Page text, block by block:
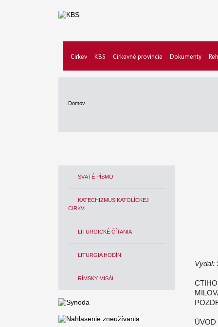
Cirkev KBS Cirkevné provincie Dokumenty
Domov
SVÄTÉ PÍSMO
KATECHIZMUS KATOLÍCKEJ
CIRKVI
LITURGICKÉ ČÍTANIA
LITURGIA HODÍN
RÍMSKY MISÁL
Vydal:
ÚVOD